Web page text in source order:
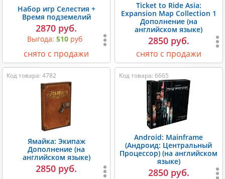
Набор игр Селестия +
Время подземелий
2870 руб.
Выгода:510 руб
снято с продажи
Ticket to Ride Asia:
Expansion Map Collection 1
Дополнение (на
английском языке)
2850 руб.
снято с продажи
Код товара: 4782
Ямайка: Экипаж
Дополнение (на
английском языке)
2850 руб.
Код товара: 6665
Android: Mainframe
(Андроид: Центральный
Процессор) (на английском
языке)
2850 руб.